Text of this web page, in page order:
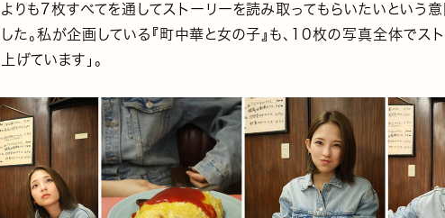
よりも7枚すべてを通してストーリーを読み取ってもらいたいという
した。私が企画している『町中華と女の子』も、10枚の写真全体でス
上げています」。